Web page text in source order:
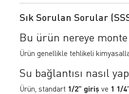
Sık Sorulan Sorular
Bu ürün nereye
Ürün genellikle tehlikeli
Su bağlantısı nasıl
Ürün, standart 1/2” giriş ve 1 1/